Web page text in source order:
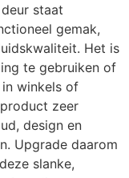
staat
gemak,
Het is
te gebruiken of
winkels of
zeer
design en
Upgrade daarom
slanke,